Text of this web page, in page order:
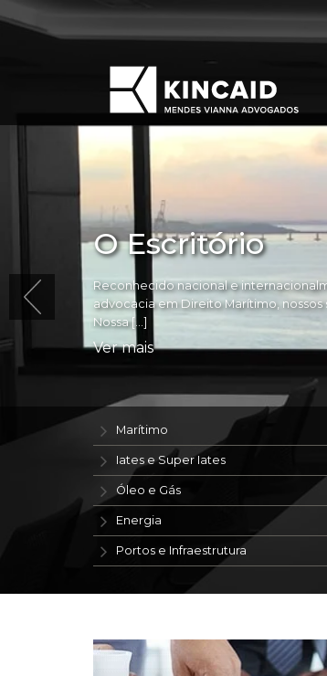
O Escritório
Reconhecido nacional e
advocacia em Direito Marítimo, nossos
Nossa […]
Ver mais
Marítimo
Iates e Super Iates
Óleo e Gás
Energia
Portos e Infraestrutura